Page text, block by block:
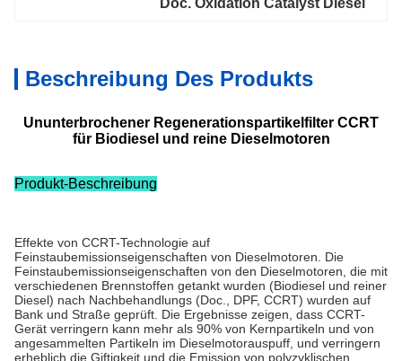
Doc. Oxidation Catalyst Diesel
Beschreibung Des Produkts
Ununterbrochener Regenerationspartikelfilter CCRT
für Biodiesel und reine Dieselmotoren
Produkt-Beschreibung
Effekte von CCRT-Technologie auf
Feinstaubemissionseigenschaften von Dieselmotoren. Die
Feinstaubemissionseigenschaften von den Dieselmotoren, die mit
verschiedenen Brennstoffen getankt wurden (Biodiesel und reiner
Diesel) nach Nachbehandlungs (Doc., DPF, CCRT) wurden auf
Bank und Straße geprüft. Die Ergebnisse zeigen, dass CCRT-
Gerät verringern kann mehr als 90% von Kernpartikeln und von
angesammelten Partikeln im Dieselmotorauspuff, und verringern
erheblich die Giftigkeit und die Emission von polyzyklischen